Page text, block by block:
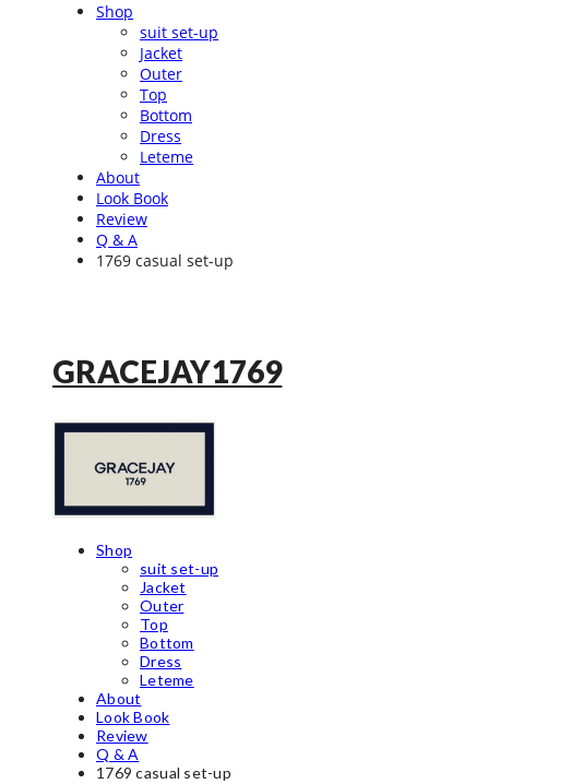
Shop
suit set-up
Jacket
Outer
Top
Bottom
Dress
Leteme
About
Look Book
Review
Q & A
1769 casual set-up
GRACEJAY1769
Shop
suit set-up
Jacket
Outer
Top
Bottom
Dress
Leteme
About
Look Book
Review
Q & A
1769 casual set-up